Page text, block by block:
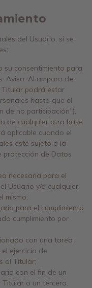
del Usuario, si se
su consentimiento para
Aviso: Al amparo de
Titular podrá estar
hasta que el
de no participación”),
de cualquier otra base
aplicable cuando el
esté sujeto a la
protección de Datos
necesaria para el
Usuario y/o cualquier
mismo;
para el cumplimiento
cumplimiento por
con una tarea
ejercicio de
al Titular;
con el fin de un
o un tercero.